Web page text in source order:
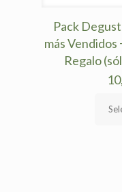
Pack
más
Regalo
Este